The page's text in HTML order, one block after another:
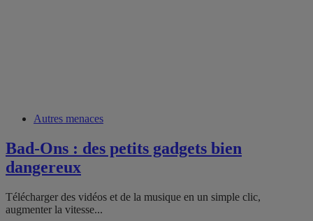
Autres menaces
Bad-Ons : des petits gadgets bien
dangereux
Télécharger des vidéos et de la musique en un simple clic,
augmenter la vitesse...